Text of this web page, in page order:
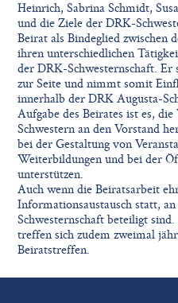
Heinrich, Sabrina Schmidt,
und die Ziele der DRK-
Beirat als Bindeglied zwischen
ihren unterschiedlichen
der DRK-Schwesternschaft. Er
zur Seite und nimmt somit
innerhalb der DRK Augusta-
Aufgabe des Beirates ist es,
Schwestern an den Vorstand
bei der Gestaltung von
Weiterbildungen und bei der
unterstützen.
Auch wenn die Beiratsarbeit
Informationsaustausch statt,
Schwesternschaft beteiligt
treffen sich zudem zweimal
Beiratstreffen.